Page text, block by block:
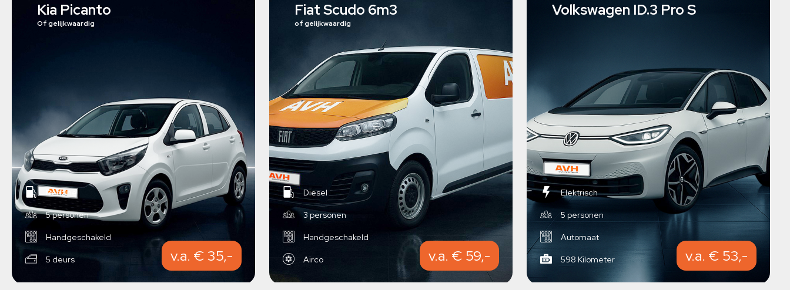
Kia Picanto
Of gelijkwaardig
Benzine
5 personen
Handgeschakeld
5 deurs v.a. € 35,-
Fiat Scudo 6m3
of gelijkwaardig
Diesel
3 personen
Handgeschakeld
Airco v.a. € 59,-
Volkswagen ID.3 Pro S
Elektrisch
5 personen
Automaat
598 Kilometer v.a. € 53,-